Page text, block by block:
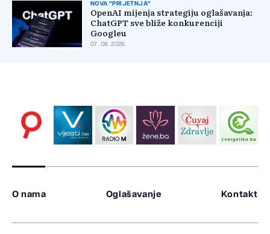
NOVA "PRIJETNJA"
OpenAI mijenja strategiju oglašavanja:
ChatGPT sve bliže konkurenciji
Googleu
07. 08. 2026.
O nama Oglašavanje Kontakt